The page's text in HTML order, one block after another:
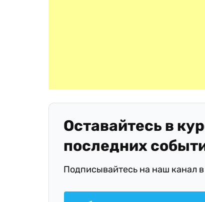
Оставайтесь в
последних
Подписывайтесь на наш канал в